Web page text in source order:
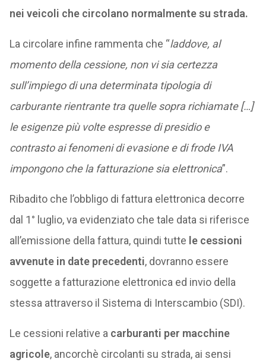
nei veicoli che circolano normalmente su strada.
La circolare infine rammenta che “laddove, al
momento della cessione, non vi sia certezza
sull’impiego di una determinata tipologia di
carburante rientrante tra quelle sopra richiamate […]
le esigenze più volte espresse di presidio e
contrasto ai fenomeni di evasione e di frode IVA
impongono che la fatturazione sia elettronica”.
Ribadito che l’obbligo di fattura elettronica decorre
dal 1° luglio, va evidenziato che tale data si riferisce
all’emissione della fattura, quindi tutte le cessioni
avvenute in date precedenti, dovranno essere
soggette a fatturazione elettronica ed invio della
stessa attraverso il Sistema di Interscambio (SDI).
Le cessioni relative a carburanti per macchine
agricole, ancorchè circolanti su strada, ai sensi